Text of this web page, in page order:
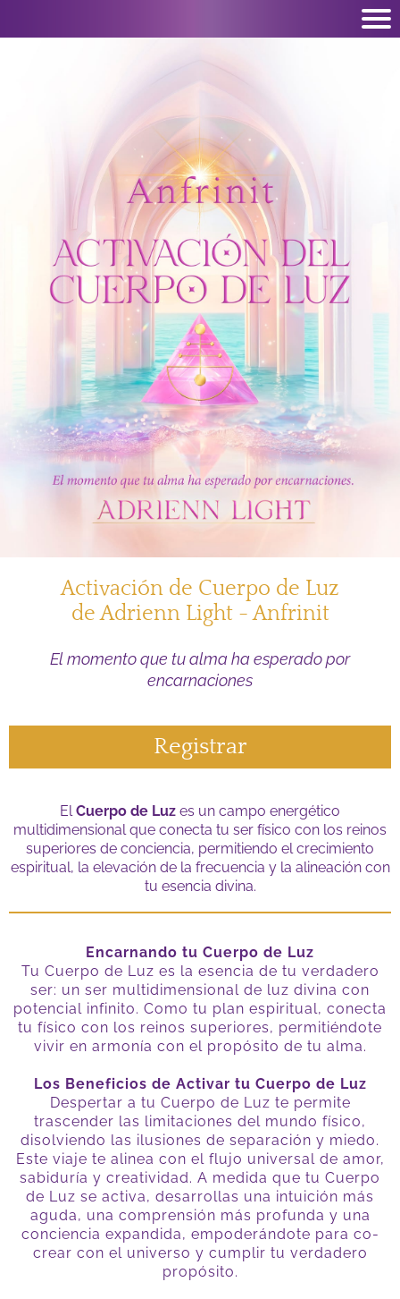
Activación de Cuerpo de Luz
de Adrienn Light - Anfrinit
El momento que tu alma ha esperado por
encarnaciones
Registrar
ElCuerpo de Luz es un campo energético
multidimensional que conecta tu ser físico con los reinos
superiores de conciencia, permitiendo el crecimiento
espiritual, la elevación de la frecuencia y la alineación con
tu esencia divina.
Encarnando tu Cuerpo de Luz
Tu Cuerpo de Luz es la esencia de tu verdadero
ser: un ser multidimensional de luz divina con
potencial infinito. Como tu plan espiritual, conecta
tu físico con los reinos superiores, permitiéndote
vivir en armonía con el propósito de tu alma.
Los Beneficios de Activar tu Cuerpo de Luz
Despertar a tu Cuerpo de Luz te permite
trascender las limitaciones del mundo físico,
disolviendo las ilusiones de separación y miedo.
Este viaje te alinea con el flujo universal de amor,
sabiduría y creatividad. A medida que tu Cuerpo
de Luz se activa, desarrollas una intuición más
aguda, una comprensión más profunda y una
conciencia expandida, empoderándote para co-
crear con el universo y cumplir tu verdadero
propósito.